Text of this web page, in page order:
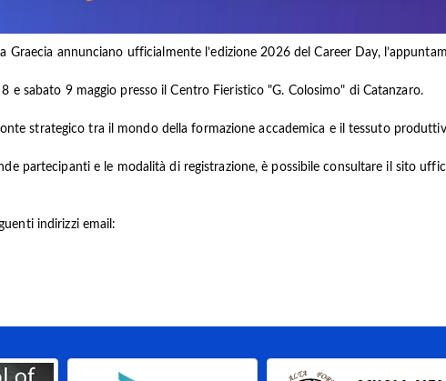
Graecia annunciano ufficialmente l’edizione 2026 del Career Day,
e sabato 9 maggio presso il Centro Fieristico "G. Colosimo" di Catanzaro.
strategico tra il mondo della formazione accademica e il tessuto
partecipanti e le modalità di registrazione, è possibile consultare il sito
indirizzi email: